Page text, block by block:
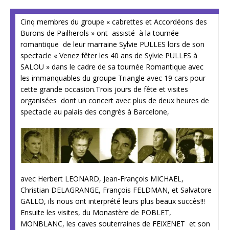
Cinq membres du groupe « cabrettes et Accordéons des
Burons de Pailherols » ont assisté à la tournée
romantique de leur marraine Sylvie PULLES lors de son
spectacle « Venez fêter les 40 ans de Sylvie PULLES à
SALOU » dans le cadre de sa tournée Romantique avec
les immanquables du groupe Triangle avec 19 cars pour
cette grande occasion.Trois jours de fête et visites
organisées dont un concert avec plus de deux heures de
spectacle au palais des congrès à Barcelone,
avec Herbert LEONARD, Jean-François MICHAEL,
Christian DELAGRANGE, François FELDMAN, et Salvatore
GALLO, ils nous ont interprété leurs plus beaux succès!!!
Ensuite les visites, du Monastère de POBLET,
MONBLANC, les caves souterraines de FEIXENET et son